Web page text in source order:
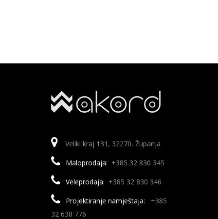
Veliki kraj 131, 32270, Županja
Maloprodaja: +385 32 830 345
Veleprodaja: +385 32 830 346
Projektiranje namještaja:
+385
32 638 776